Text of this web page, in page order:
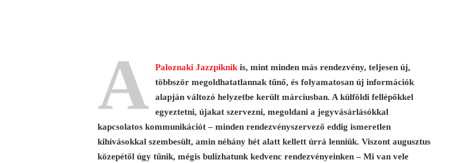
A Paloznaki Jazzpiknik is, mint minden más rendezvény, teljesen új,
többször megoldhatatlannak tűnő, és folyamatosan új információk
alapján változó helyzetbe került márciusban. A külföldi fellépőkkel
egyeztetni, újakat szervezni, megoldani a jegyvásárlásókkal
kapcsolatos kommunikációt – minden rendezvényszervező eddig ismeretlen
kihívásokkal szembesült, amin néhány hét alatt kellett úrrá lenniük. Viszont augusztus
közepétől úgy tűnik, mégis bulizhatunk kedvenc rendezvényeinken – Mi van vele